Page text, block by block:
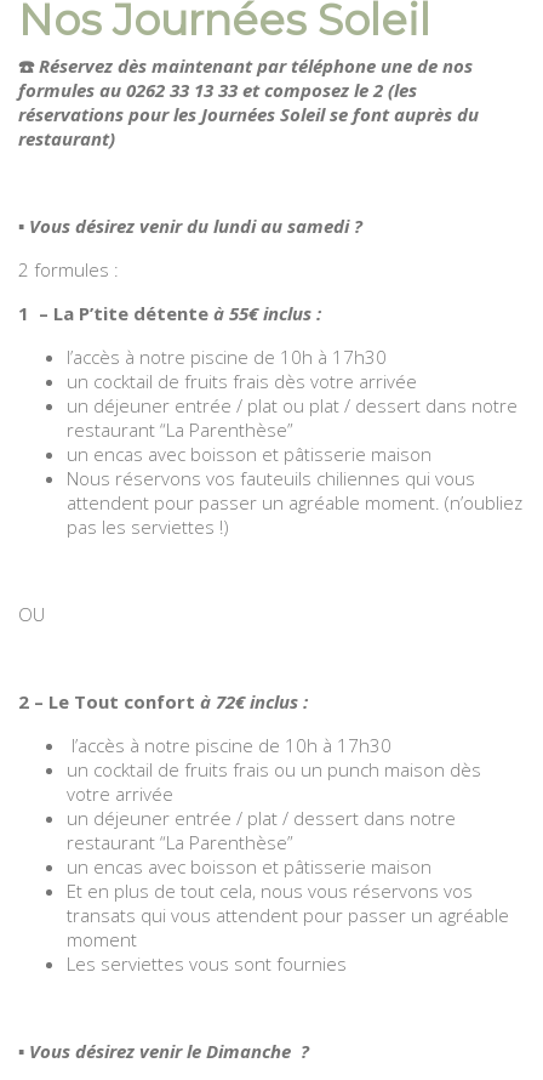
Nos Journées Soleil
☎️Réservez dès maintenant par téléphone une de nos
formules au 0262 33 13 33 et composez le 2 (les
réservations pour les Journées Soleil se font auprès du
restaurant)
▪️ Vous désirez venir du lundi au samedi ?
2 formules :
1 – La P’tite détente à 55€ inclus :
l’accès à notre piscine de 10h à 17h30
un cocktail de fruits frais dès votre arrivée
un déjeuner entrée / plat ou plat / dessert dans notre
restaurant “La Parenthèse”
un encas avec boisson et pâtisserie maison
Nous réservons vos fauteuils chiliennes qui vous
attendent pour passer un agréable moment. (n’oubliez
pas les serviettes !)
OU
2 – Le Tout confort à 72€ inclus :
l’accès à notre piscine de 10h à 17h30
un cocktail de fruits frais ou un punch maison dès
votre arrivée
un déjeuner entrée / plat / dessert dans notre
restaurant “La Parenthèse”
un encas avec boisson et pâtisserie maison
Et en plus de tout cela, nous vous réservons vos
transats qui vous attendent pour passer un agréable
moment
Les serviettes vous sont fournies
▪️ Vous désirez venir le Dimanche ?